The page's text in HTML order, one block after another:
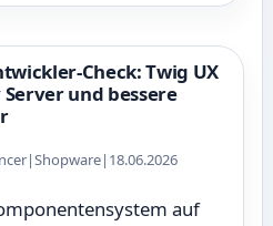
Check: Twig UX
und bessere
|Shopware| 18.06.2026
auf